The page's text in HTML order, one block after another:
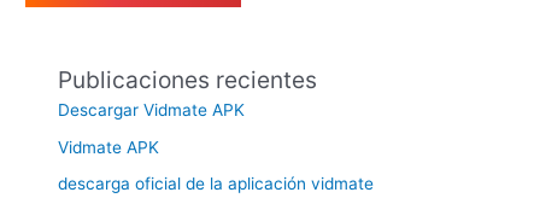
Publicaciones recientes
Descargar Vidmate APK
Vidmate APK
descarga oficial de la aplicación vidmate